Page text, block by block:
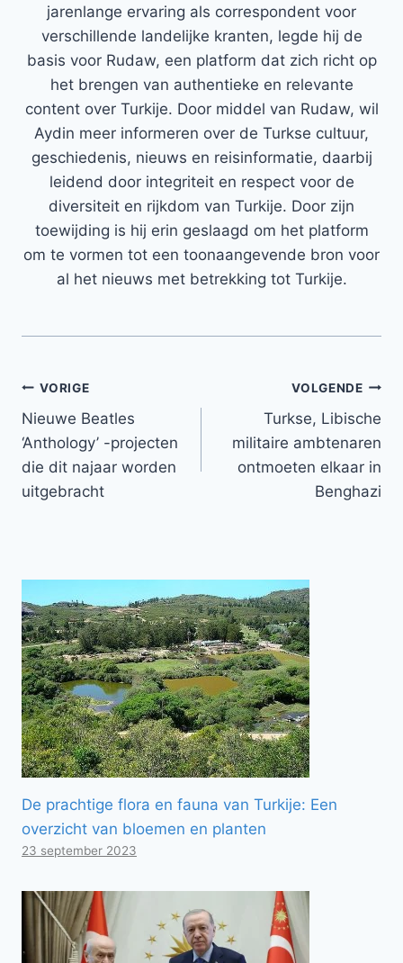
jarenlange ervaring als correspondent voor
verschillende landelijke kranten, legde hij de
basis voor Rudaw, een platform dat zich richt op
het brengen van authentieke en relevante
content over Turkije. Door middel van Rudaw, wil
Aydin meer informeren over de Turkse cultuur,
geschiedenis, nieuws en reisinformatie, daarbij
leidend door integriteit en respect voor de
diversiteit en rijkdom van Turkije. Door zijn
toewijding is hij erin geslaagd om het platform
om te vormen tot een toonaangevende bron voor
al het nieuws met betrekking tot Turkije.
Bericht
navigatie
VORIGE
Nieuwe Beatles
‘Anthology’ -projecten
die dit najaar worden
uitgebracht
VOLGENDE
Turkse, Libische
militaire ambtenaren
ontmoeten elkaar in
Benghazi
De prachtige flora en fauna van Turkije: Een
overzicht van bloemen en planten
23 september 2023